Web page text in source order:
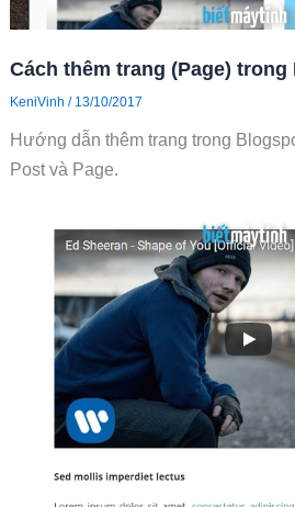
Cách thêm trang (Page) trong
KeniVinh / 13/10/2017
Hướng dẫn thêm trang trong
Post và Page.